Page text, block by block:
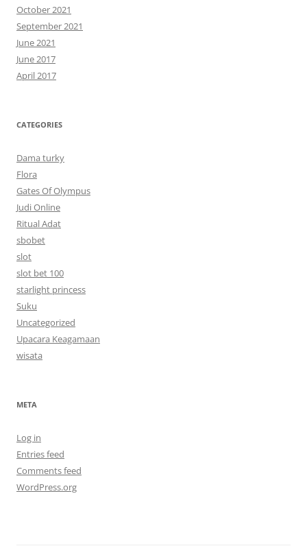
October 2021
September 2021
June 2021
June 2017
April 2017
CATEGORIES
Dama turky
Flora
Gates Of Olympus
Judi Online
Ritual Adat
sbobet
slot
slot bet 100
starlight princess
Suku
Uncategorized
Upacara Keagamaan
wisata
META
Log in
Entries feed
Comments feed
WordPress.org